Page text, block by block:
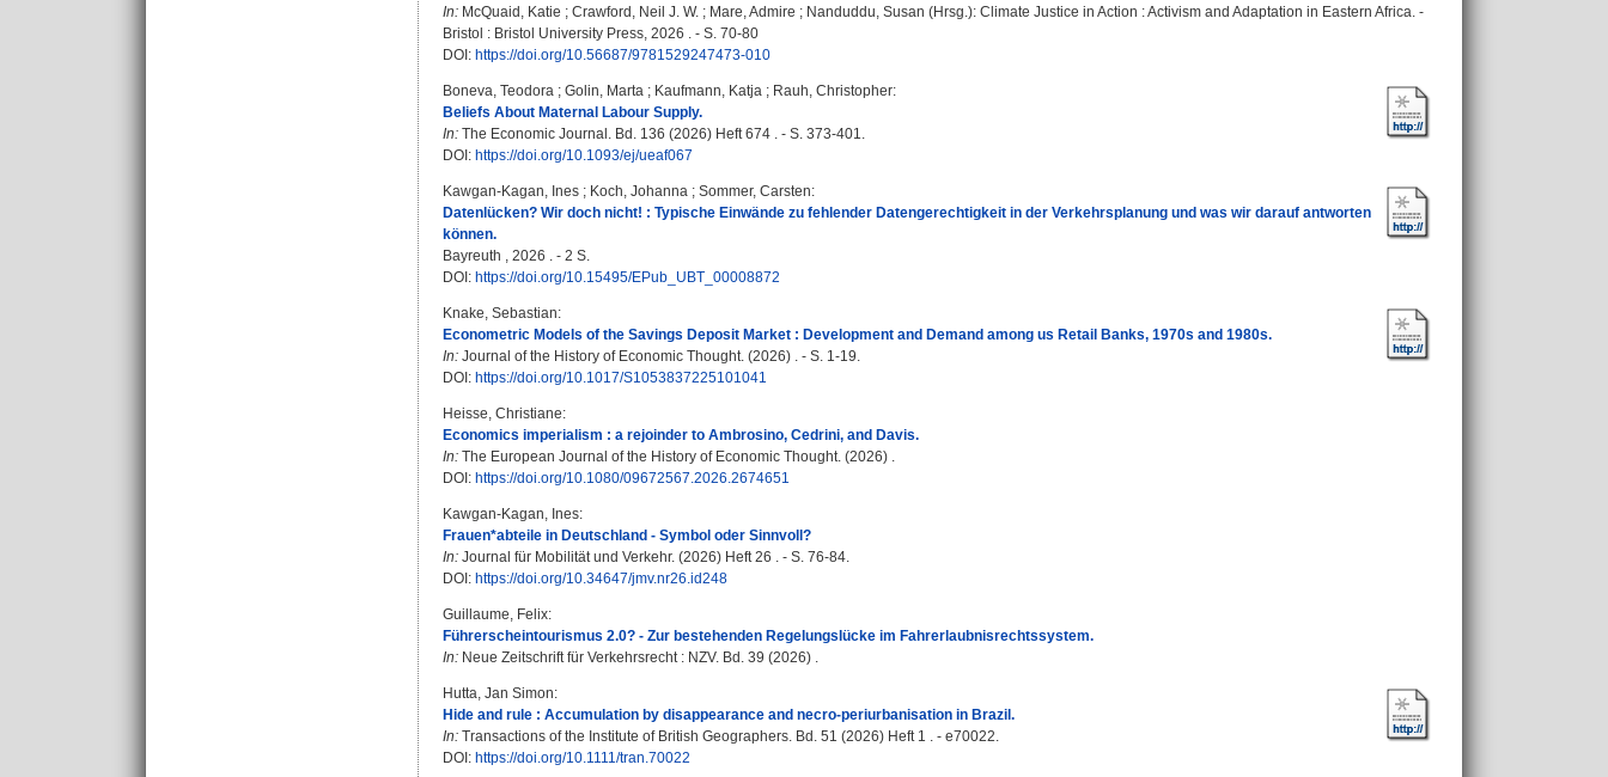
In: McQuaid, Katie ; Crawford, Neil J. W. ; Mare, Admire ; Nanduddu, Susan (Hrsg.): Climate Justice in Action : Activism and Adaptation in Eastern Africa. -
Bristol : Bristol University Press, 2026 . - S. 70-80
DOI: https://doi.org/10.56687/9781529247473-010
Boneva, Teodora ; Golin, Marta ; Kaufmann, Katja ; Rauh, Christopher:
Beliefs About Maternal Labour Supply.
In: The Economic Journal. Bd. 136 (2026) Heft 674 . - S. 373-401.
DOI: https://doi.org/10.1093/ej/ueaf067
Kawgan-Kagan, Ines ; Koch, Johanna ; Sommer, Carsten:
Datenlücken? Wir doch nicht! : Typische Einwände zu fehlender Datengerechtigkeit in der Verkehrsplanung und was wir darauf antworten
können.
Bayreuth , 2026 . - 2 S.
DOI: https://doi.org/10.15495/EPub_UBT_00008872
Knake, Sebastian:
Econometric Models of the Savings Deposit Market : Development and Demand among us Retail Banks, 1970s and 1980s.
In: Journal of the History of Economic Thought. (2026) . - S. 1-19.
DOI: https://doi.org/10.1017/S1053837225101041
Heisse, Christiane:
Economics imperialism : a rejoinder to Ambrosino, Cedrini, and Davis.
In: The European Journal of the History of Economic Thought. (2026) .
DOI: https://doi.org/10.1080/09672567.2026.2674651
Kawgan-Kagan, Ines:
Frauen*abteile in Deutschland - Symbol oder Sinnvoll?
In: Journal für Mobilität und Verkehr. (2026) Heft 26 . - S. 76-84.
DOI: https://doi.org/10.34647/jmv.nr26.id248
Guillaume, Felix:
Führerscheintourismus 2.0? - Zur bestehenden Regelungslücke im Fahrerlaubnisrechtssystem.
In: Neue Zeitschrift für Verkehrsrecht : NZV. Bd. 39 (2026) .
Hutta, Jan Simon:
Hide and rule : Accumulation by disappearance and necro-periurbanisation in Brazil.
In: Transactions of the Institute of British Geographers. Bd. 51 (2026) Heft 1 . - e70022.
DOI: https://doi.org/10.1111/tran.70022